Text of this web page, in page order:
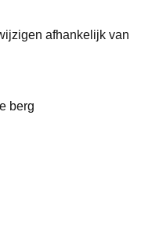
afhankelijk van
berg